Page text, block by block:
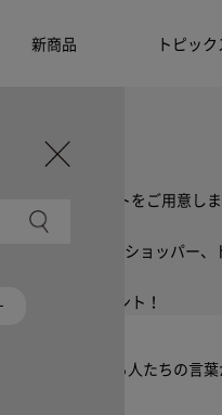
新商品 トピック
考に。
トスリーブセットをご用意しま
パー
ズ、ピンク色のショッパー
ッパーをプレゼント！
へ
美しさを追求する人たちの言